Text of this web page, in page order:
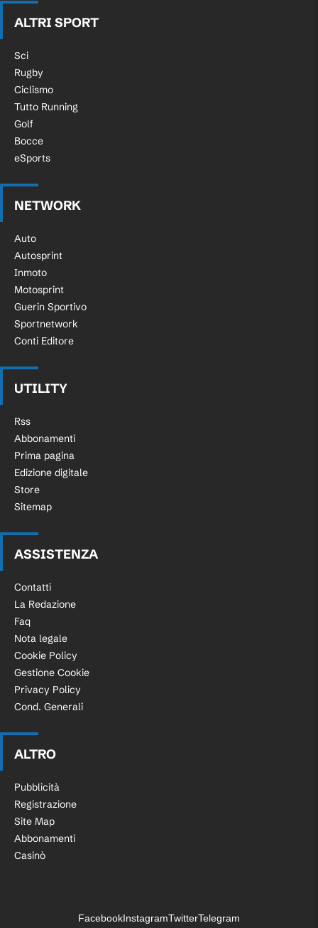
ALTRI SPORT
Sci
Rugby
Ciclismo
Tutto Running
Golf
Bocce
eSports
NETWORK
Auto
Autosprint
Inmoto
Motosprint
Guerin Sportivo
Sportnetwork
Conti Editore
UTILITY
Rss
Abbonamenti
Prima pagina
Edizione digitale
Store
Sitemap
ASSISTENZA
Contatti
La Redazione
Faq
Nota legale
Cookie Policy
Gestione Cookie
Privacy Policy
Cond. Generali
ALTRO
Pubblicità
Registrazione
Site Map
Abbonamenti
Casinò
FacebookInstagramTwitterTelegram